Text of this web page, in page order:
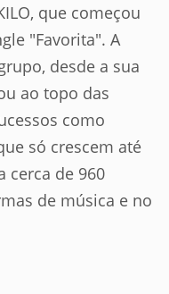
que começou
"Favorita". A
desde a sua
ao topo das
como
só crescem até
cerca de 960
de música e no